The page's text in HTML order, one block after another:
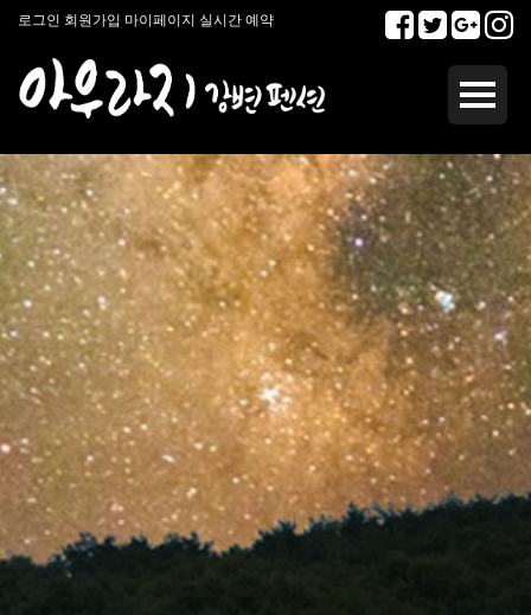
로그인 회원가입 마이페이지 실시간 예약